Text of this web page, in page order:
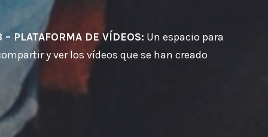
– PLATAFORMA DE VÍDEOS: Un espacio para
y ver los vídeos que se han creado